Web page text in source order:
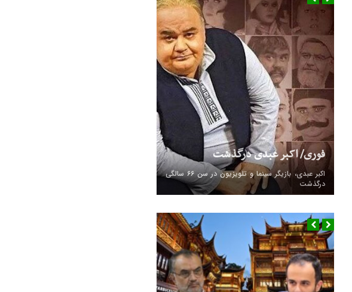
فوری/ اکبر عبدی درگذشت
اکبر عبدی، بازیگر سینما و تلویزیون در سن ۶۶ سالگی
درگذشت